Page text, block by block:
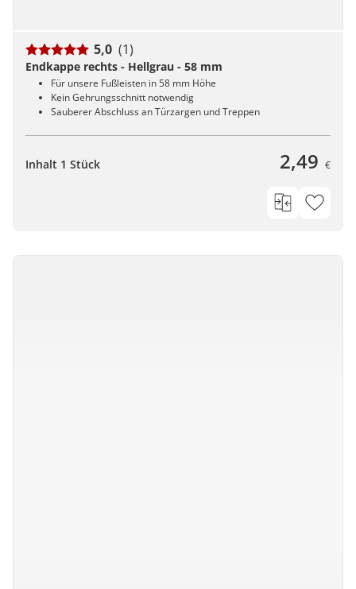
5,0 (1)
Endkappe rechts - Hellgrau - 58 mm
Für unsere Fußleisten in 58 mm Höhe
Kein Gehrungsschnitt notwendig
Sauberer Abschluss an Türzargen und Treppen
Inhalt 1 Stück 2,49 €